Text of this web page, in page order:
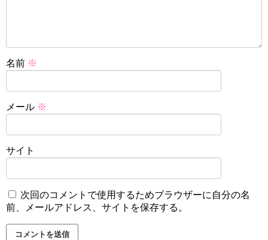
名前 ※
メール ※
サイト
次回のコメントで使用するためブラウザーに自分の名
前、メールアドレス、サイトを保存する。